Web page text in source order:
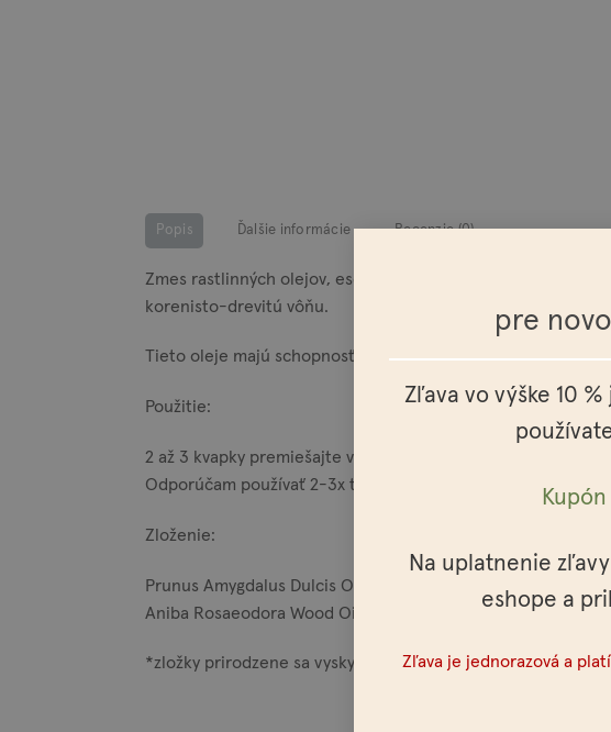
pre
Zľava vo výške 10
Na uplatnenie
eshope a
Zľava je jednorazová a
Popis Ďalšie informácie Recenzie (0)
Zmes rastlinných olejov, esenciálnych olejov a vitamínu E,
korenisto-drevitú vôňu.
Tieto oleje majú schopnosť bojovať proti svrbeniu,
Použitie:
2 až 3 kvapky premiešajte v dlaniach (objem prispôsobte
Odporúčam používať 2-3x týždenne alebo podľa nálady.
Zloženie:
Prunus Amygdalus Dulcis Oil, Simmondsia Chinensis Seed
Aniba Rosaeodora Wood Oil ,Cedrus Atlantica Oil , Piper
*zložky prirodzene sa vyskytujúce v esenciálnych olejoch.